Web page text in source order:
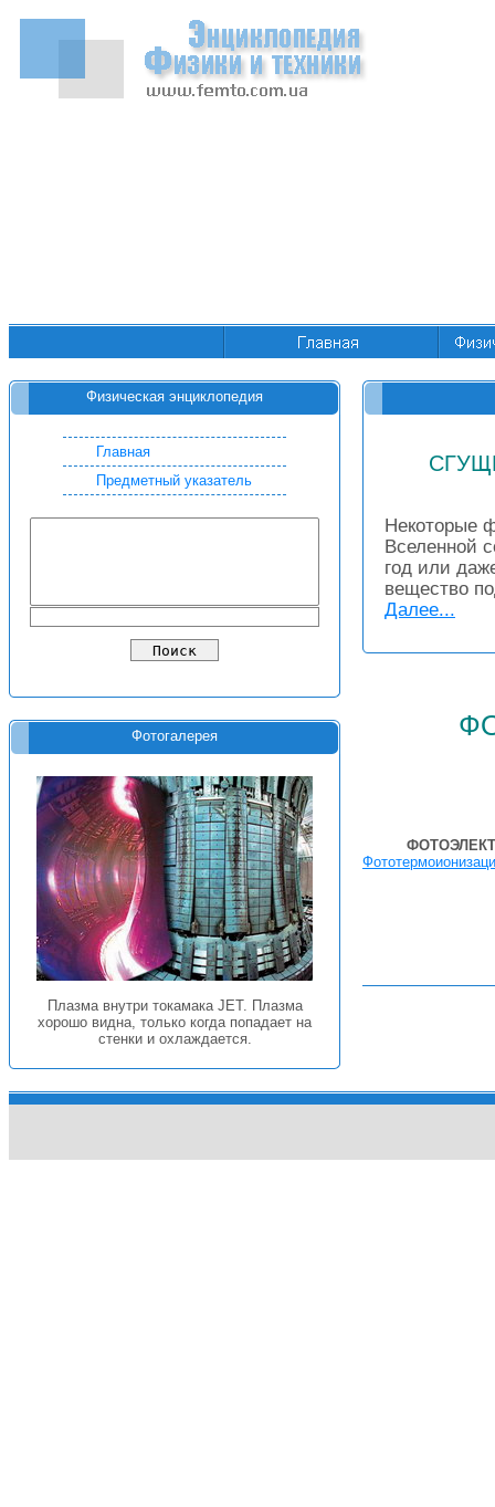
Физическая энциклопедия
Главная
Предметный указатель
Фотогалерея
Плазма внутри токамака JET. Плазма
хорошо видна, только когда попадает на
стенки и охлаждается.
Некоторые
Вселенной
год или
вещество
Далее...